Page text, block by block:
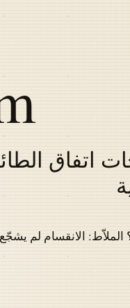
اتفاق
الانقسام لم